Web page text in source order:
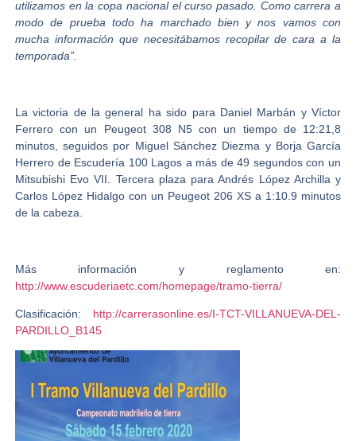
utilizamos en la copa nacional el curso pasado. Como carrera a
modo de prueba todo ha marchado bien y nos vamos con
mucha información que necesitábamos recopilar de cara a la
temporada”.
La victoria de la general ha sido para Daniel Marbán y Víctor
Ferrero con un Peugeot 308 N5 con un tiempo de 12:21,8
minutos, seguidos por Miguel Sánchez Diezma y Borja García
Herrero de Escudería 100 Lagos a más de 49 segundos con un
Mitsubishi Evo VII. Tercera plaza para Andrés López Archilla y
Carlos López Hidalgo con un Peugeot 206 XS a 1:10.9 minutos
de la cabeza.
Más información y reglamento en:
http://www.escuderiaetc.com/homepage/tramo-tierra/
Clasificación: http://carrerasonline.es/I-TCT-VILLANUEVA-DEL-
PARDILLO_B145